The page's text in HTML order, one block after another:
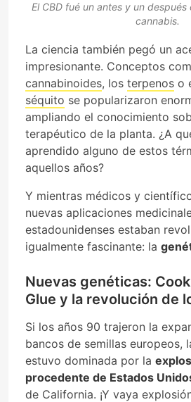
El CBD fué un antes y un
cannabis.
La ciencia también pegó un
impresionante. Conceptos
cannabinoides, los terpenos o
séquito se popularizaron
ampliando el conocimiento
terapéutico de la planta. ¿A
aprendido alguno de estos
aquellos años?
Y mientras médicos y
nuevas aplicaciones
estadounidenses estaban
igualmente fascinante: la
Nuevas genéticas:
Glue y la revolución de
Si los años 90 trajeron la
bancos de semillas europeos,
estuvo dominada por la
procedente de Estados
de California. ¡Y vaya